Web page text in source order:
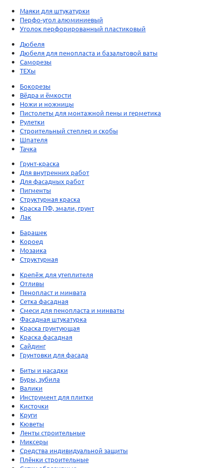
Маяки для штукатурки
Перфо-угол алюминиевый
Уголок перфорированный пластиковый
Дюбеля
Дюбеля для пенопласта и базальтовой ваты
Саморезы
ТЕХы
Бокорезы
Вёдра и ёмкости
Ножи и ножницы
Пистолеты для монтажной пены и герметика
Рулетки
Строительный степлер и скобы
Шпателя
Тачка
Грунт-краска
Для внутренних работ
Для фасадных работ
Пигменты
Структурная краска
Краска ПФ, эмали, грунт
Лак
Барашек
Короед
Мозаика
Структурная
Крепёж для утеплителя
Отливы
Пенопласт и минвата
Сетка фасадная
Смеси для пенопласта и минваты
Фасадная штукатурка
Краска грунтующая
Краска фасадная
Сайдинг
Грунтовки для фасада
Биты и насадки
Буры, зубила
Валики
Инструмент для плитки
Кисточки
Круги
Кюветы
Ленты строительные
Миксеры
Средства индивидуальной защиты
Плёнки строительные